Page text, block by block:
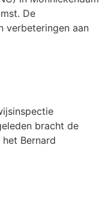
De
verbeteringen aan
bracht de
Bernard